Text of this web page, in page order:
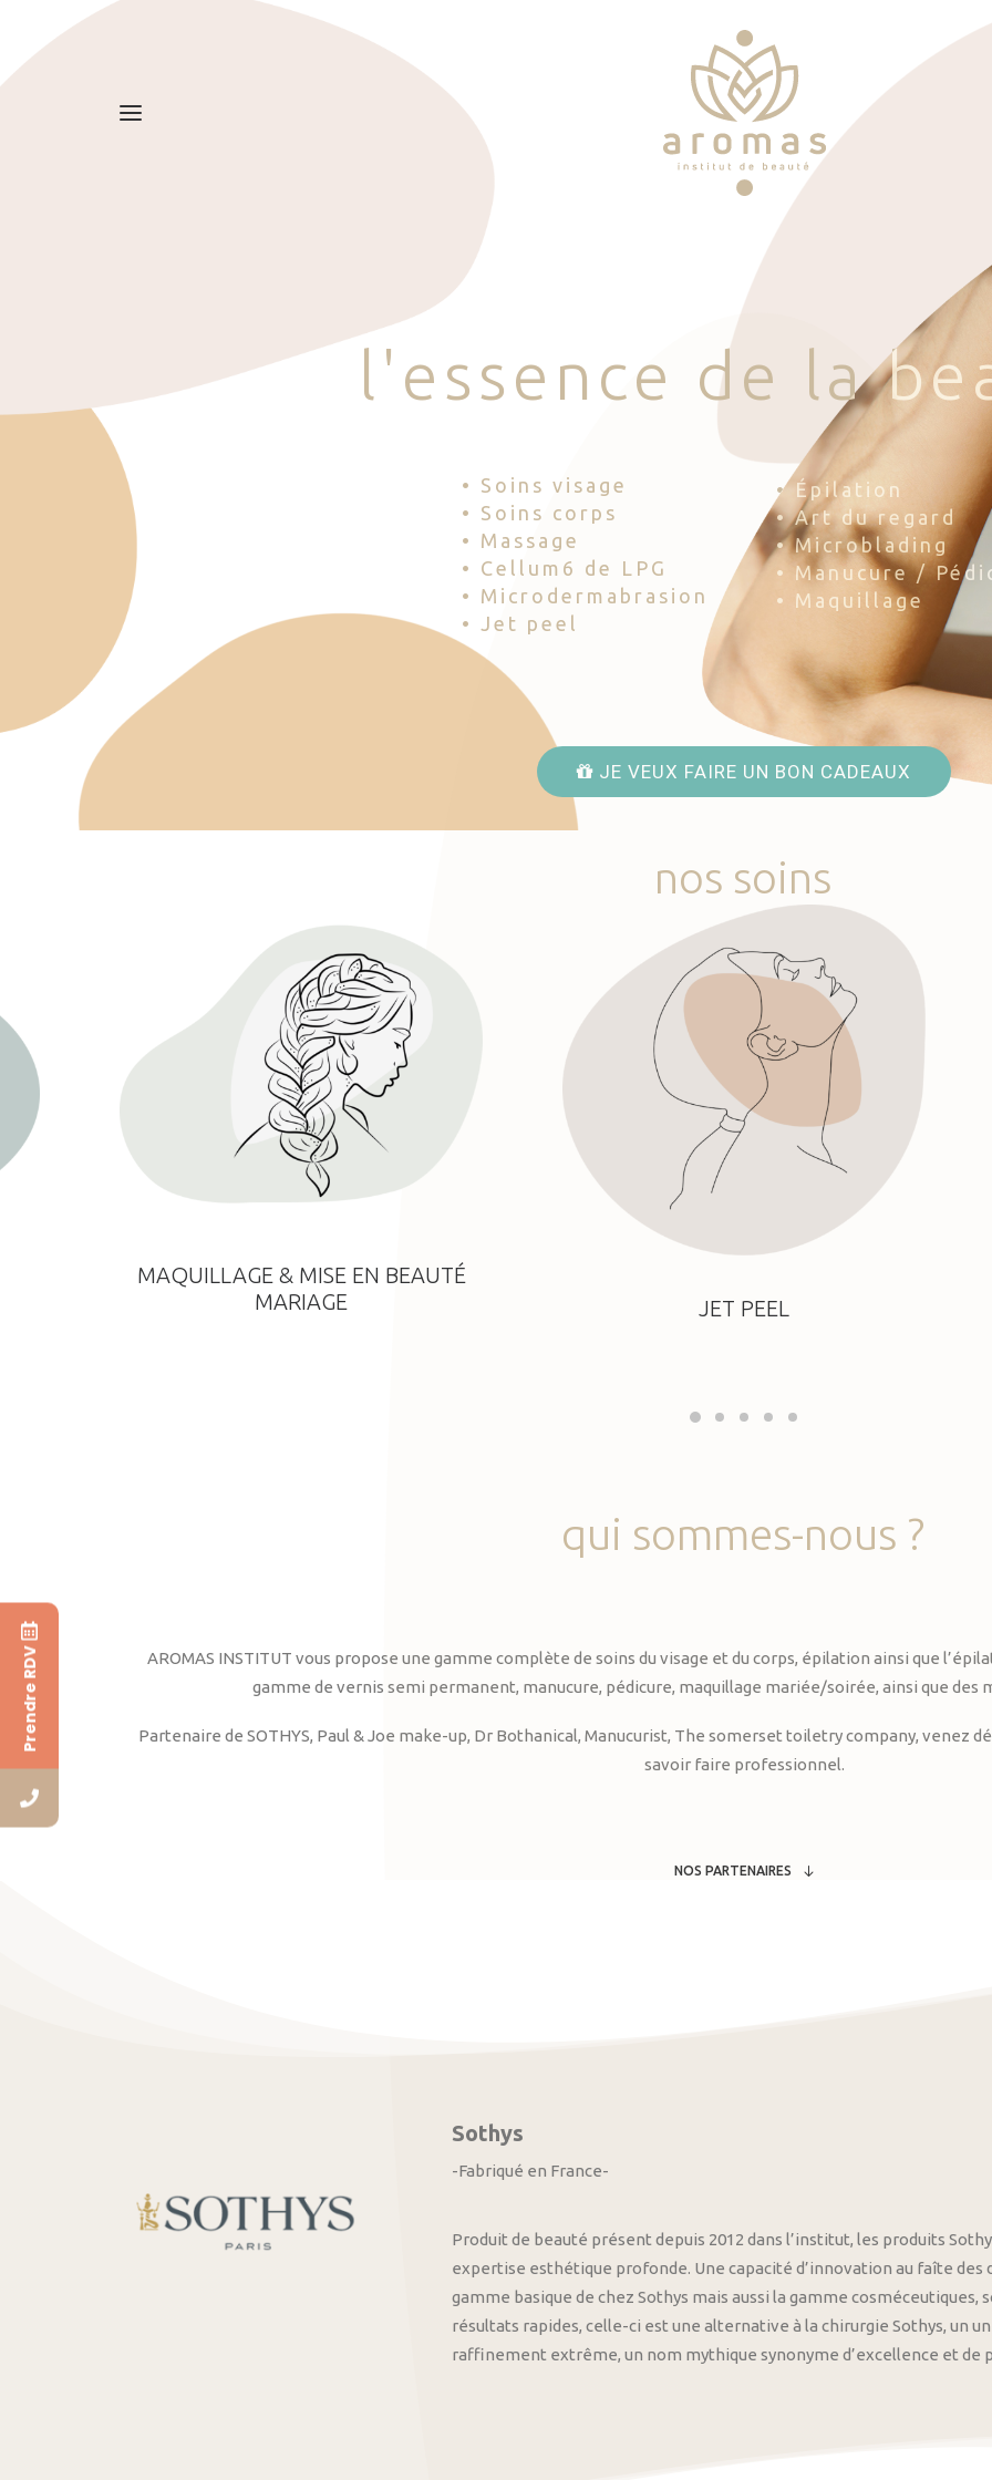
l 'esse nce d e la be
• Soins visage
• Soins corps
• Massage
• Cellum6 de LPG
• Microdermabrasion
• Jet peel
• Épilation
• Art du regard
• Microblading
• Manucure /
• Maquillage
JE VEUX FAIRE UN BON CADEAUX
nos soins
MAQUILLAGE & MISE EN BEAUTÉ
MARIAGE
JET PEEL
qui sommes-nous ?
AROMAS INSTITUT vous propose une gamme complète de soins du visage et du corps, épilation ainsi que
gamme de vernis semi permanent, manucure, pédicure, maquillage mariée/soirée, ainsi que des
Partenaire de SOTHYS, Paul & Joe make-up, Dr Bothanical, Manucurist, The somerset toiletry company, venez
savoir faire professionnel.
NOS PARTENAIRES
Sothys
-Fabriqué en France-
Produit de beauté présent depuis 2012 dans l’institut, les produits
expertise esthétique profonde. Une capacité d’innovation au faîte
gamme basique de chez Sothys mais aussi la gamme
résultats rapides, celle-ci est une alternative à la chirurgie Sothys, un
raffinement extrême, un nom mythique synonyme d’excellence et de
Prendre RDV